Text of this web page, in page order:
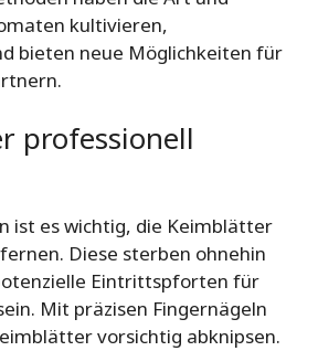
kultivieren,
bieten neue Möglichkeiten für
professionell
ist es wichtig, die Keimblätter
Diese sterben ohnehin
Eintrittspforten für
Mit präzisen Fingernägeln
vorsichtig abknipsen.